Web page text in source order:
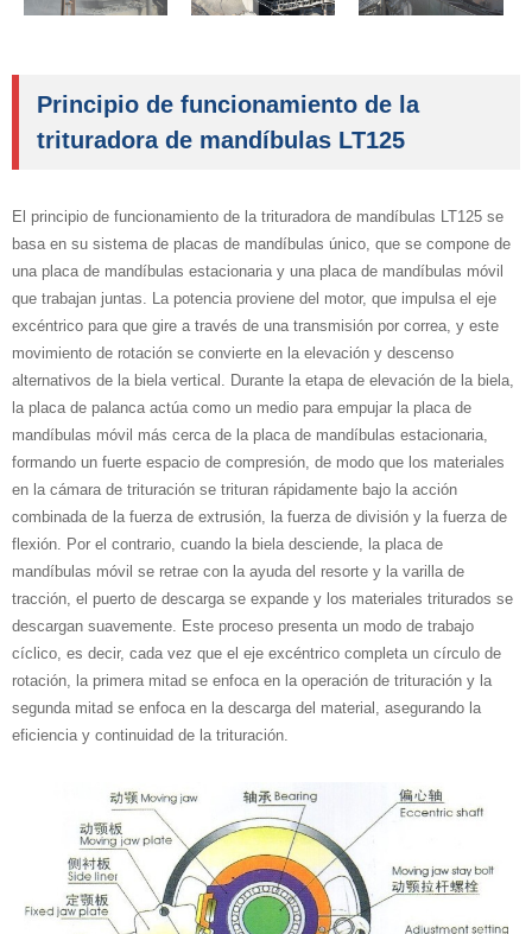
Principio de funcionamiento de la
trituradora de mandíbulas LT125
El principio de funcionamiento de la trituradora de mandíbulas LT125 se
basa en su sistema de placas de mandíbulas único, que se compone de
una placa de mandíbulas estacionaria y una placa de mandíbulas móvil
que trabajan juntas. La potencia proviene del motor, que impulsa el eje
excéntrico para que gire a través de una transmisión por correa, y este
movimiento de rotación se convierte en la elevación y descenso
alternativos de la biela vertical. Durante la etapa de elevación de la biela,
la placa de palanca actúa como un medio para empujar la placa de
mandíbulas móvil más cerca de la placa de mandíbulas estacionaria,
formando un fuerte espacio de compresión, de modo que los materiales
en la cámara de trituración se trituran rápidamente bajo la acción
combinada de la fuerza de extrusión, la fuerza de división y la fuerza de
flexión. Por el contrario, cuando la biela desciende, la placa de
mandíbulas móvil se retrae con la ayuda del resorte y la varilla de
tracción, el puerto de descarga se expande y los materiales triturados se
descargan suavemente. Este proceso presenta un modo de trabajo
cíclico, es decir, cada vez que el eje excéntrico completa un círculo de
rotación, la primera mitad se enfoca en la operación de trituración y la
segunda mitad se enfoca en la descarga del material, asegurando la
eficiencia y continuidad de la trituración.